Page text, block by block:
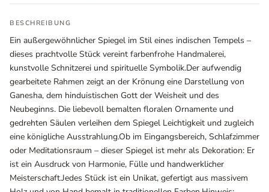
BESCHREIBUNG
Ein außergewöhnlicher Spiegel im Stil eines indischen Tempels –
dieses prachtvolle Stück vereint farbenfrohe Handmalerei,
kunstvolle Schnitzerei und spirituelle Symbolik.Der aufwendig
gearbeitete Rahmen zeigt an der Krönung eine Darstellung von
Ganesha, dem hinduistischen Gott der Weisheit und des
Neubeginns. Die liebevoll bemalten floralen Ornamente und
gedrehten Säulen verleihen dem Spiegel Leichtigkeit und zugleich
eine königliche Ausstrahlung.Ob im Eingangsbereich, Schlafzimmer
oder Meditationsraum – dieser Spiegel ist mehr als Dekoration: Er
ist ein Ausdruck von Harmonie, Fülle und handwerklicher
Meisterschaft.Jedes Stück ist ein Unikat, gefertigt aus massivem
Ausstellungsräume